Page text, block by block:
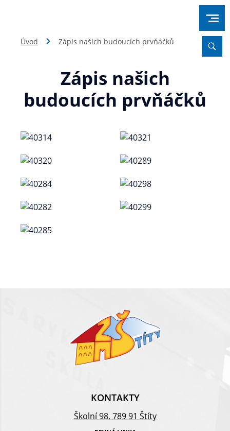
Úvod Zápis našich budoucích prvňáčků
Zápis našich
budoucích prvňáčků
KONTAKTY
Školní 98, 789 91 Štíty